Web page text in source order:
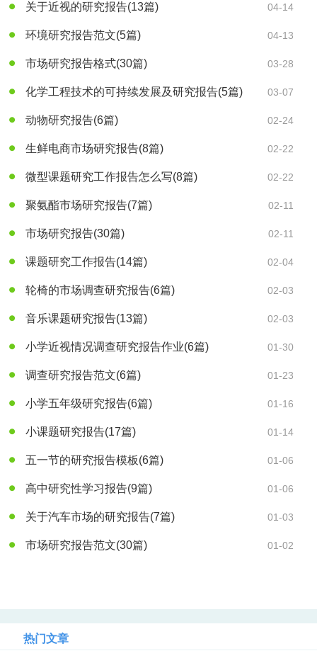
关于近视的研究报告(13篇) 04-14
环境研究报告范文(5篇) 04-13
市场研究报告格式(30篇) 03-28
化学工程技术的可持续发展及研究报告(5篇) 03-07
动物研究报告(6篇) 02-24
生鲜电商市场研究报告(8篇) 02-22
微型课题研究工作报告怎么写(8篇) 02-22
聚氨酯市场研究报告(7篇) 02-11
市场研究报告(30篇) 02-11
课题研究工作报告(14篇) 02-04
轮椅的市场调查研究报告(6篇) 02-03
音乐课题研究报告(13篇) 02-03
小学近视情况调查研究报告作业(6篇) 01-30
调查研究报告范文(6篇) 01-23
小学五年级研究报告(6篇) 01-16
小课题研究报告(17篇) 01-14
五一节的研究报告模板(6篇) 01-06
高中研究性学习报告(9篇) 01-06
关于汽车市场的研究报告(7篇) 01-03
市场研究报告范文(30篇) 01-02
热门文章